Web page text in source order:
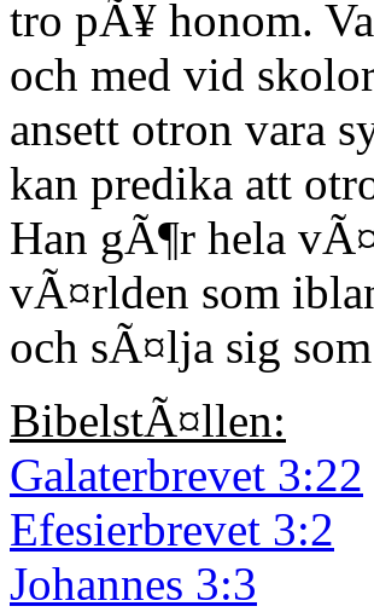
tro pÃ¥ honom.
och med vid
ansett otron vara
kan predika att
Han gÃ¶r hela
vÃ¤rlden som
och sÃ¤lja sig
BibelstÃ¤llen:
Galaterbrevet 3:22
Efesierbrevet 3:2
Johannes 3:3